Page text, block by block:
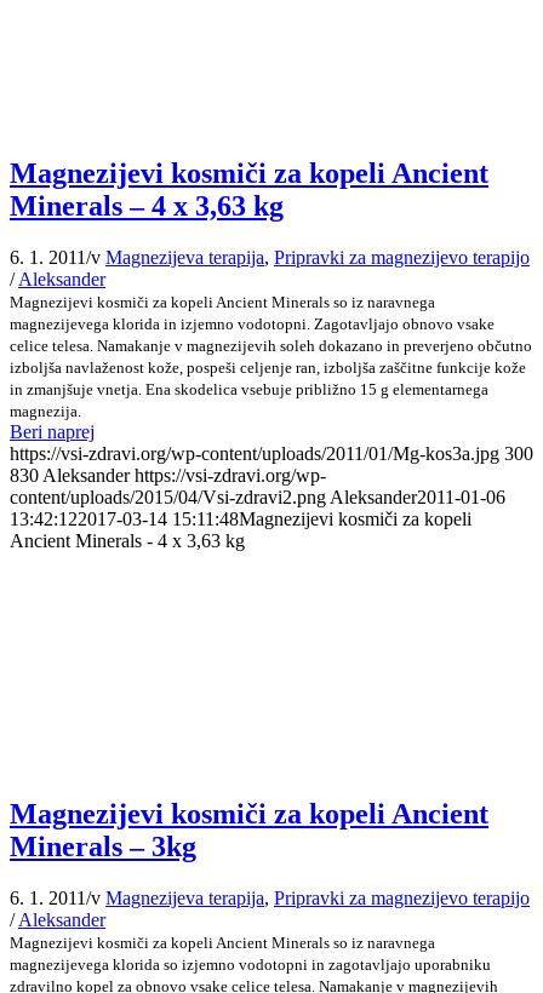
Magnezijevi kosmiči za kopeli Ancient
Minerals – 4 x 3,63 kg
6. 1. 2011/v Magnezijeva terapija, Pripravki za magnezijevo terapijo
/ Aleksander
Magnezijevi kosmiči za kopeli Ancient Minerals so iz naravnega
magnezijevega klorida in izjemno vodotopni. Zagotavljajo obnovo vsake
celice telesa. Namakanje v magnezijevih soleh dokazano in preverjeno občutno
izboljša navlaženost kože, pospeši celjenje ran, izboljša zaščitne funkcije kože
in zmanjšuje vnetja. Ena skodelica vsebuje približno 15 g elementarnega
magnezija.
Beri naprej
https://vsi-zdravi.org/wp-content/uploads/2011/01/Mg-kos3a.jpg 300
830 Aleksander https://vsi-zdravi.org/wp-
content/uploads/2015/04/Vsi-zdravi2.png Aleksander2011-01-06
13:42:122017-03-14 15:11:48Magnezijevi kosmiči za kopeli
Ancient Minerals - 4 x 3,63 kg
Magnezijevi kosmiči za kopeli Ancient
Minerals – 3kg
6. 1. 2011/v Magnezijeva terapija, Pripravki za magnezijevo terapijo
/ Aleksander
Magnezijevi kosmiči za kopeli Ancient Minerals so iz naravnega
magnezijevega klorida so izjemno vodotopni in zagotavljajo uporabniku
zdravilno kopel za obnovo vsake celice telesa. Namakanje v magnezijevih